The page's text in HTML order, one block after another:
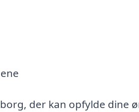
der kan opfylde dine